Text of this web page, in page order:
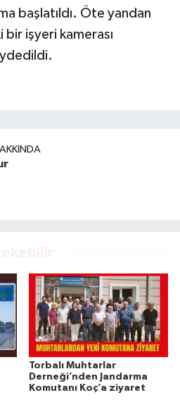
başlatıldı. Öte yandan
bir işyeri kamerası
Torbalı Muhtarlar
Derneği’nden Jandarma
Komutanı Koç’a ziyaret